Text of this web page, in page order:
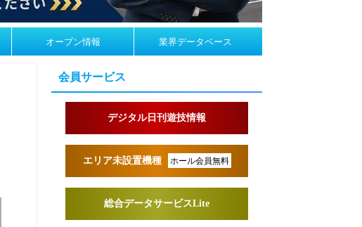
オープン情報 業界データベース
会員サービス
デジタル日刊遊技情報
エリア未設置機種 ホール会員無料
総合データサービスLite